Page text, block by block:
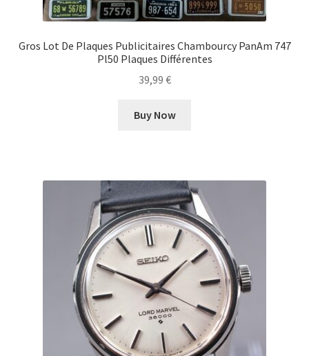
Gros Lot De Plaques Publicitaires Chambourcy PanAm 747
Pl50 Plaques Différentes
39,99 €
Buy Now